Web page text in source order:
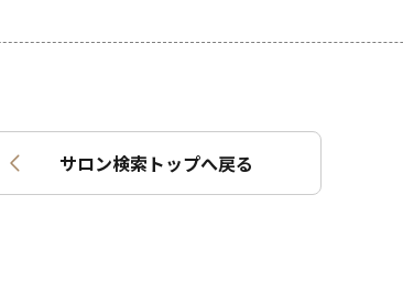
サロン検索トップへ戻る